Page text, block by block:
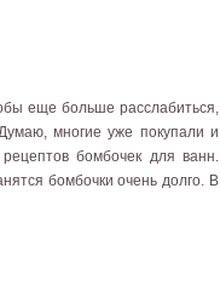
еще больше расслабиться,
многие уже покупали и
бомбочек для ванн.
бомбочки очень долго. В